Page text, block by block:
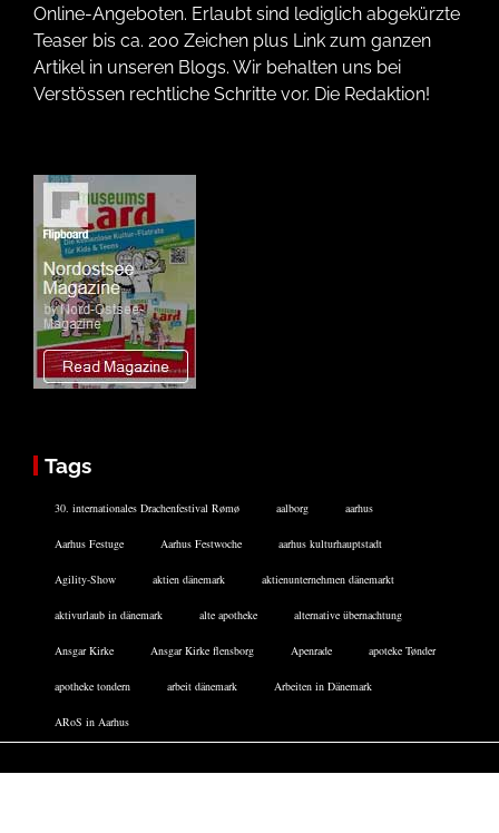
Online-Angeboten. Erlaubt sind lediglich abgekürzte
Teaser bis ca. 200 Zeichen plus Link zum ganzen
Artikel in unseren Blogs. Wir behalten uns bei
Verstössen rechtliche Schritte vor. Die Redaktion!
Tags
30. internationales Drachenfestival Rømø aalborg aarhus
Aarhus Festuge Aarhus Festwoche aarhus kulturhauptstadt
Agility-Show aktien dänemark aktienunternehmen dänemarkt
aktivurlaub in dänemark alte apotheke alternative übernachtung
Ansgar Kirke Ansgar Kirke flensborg Apenrade apoteke Tønder
apotheke tondern arbeit dänemark Arbeiten in Dänemark
ARoS in Aarhus